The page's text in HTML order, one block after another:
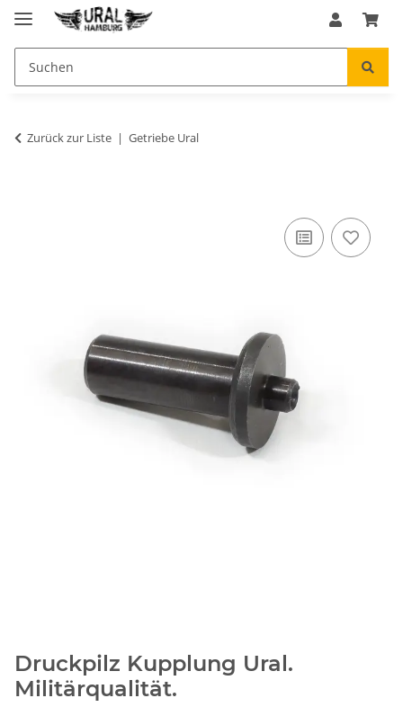
Zurück zur Liste Getriebe Ural
Druckpilz Kupplung Ural.
Militärqualität.